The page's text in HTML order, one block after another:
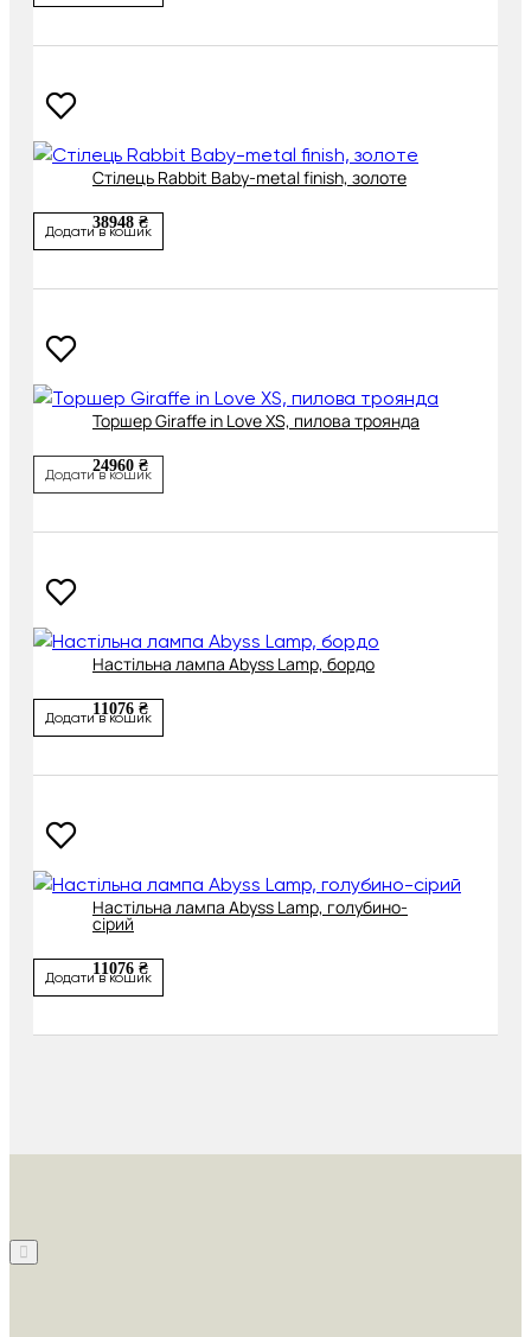
Стілець Rabbit Baby-metal finish, золоте
38948 ₴
Додати в кошик
Торшер Giraffe in Love XS, пилова троянда
24960 ₴
Додати в кошик
Настільна лампа Abyss Lamp, бордо
11076 ₴
Додати в кошик
Настільна лампа Abyss Lamp, голубино-
сірий
11076 ₴
Додати в кошик